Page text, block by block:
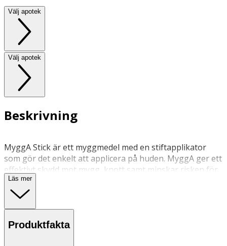
Välj apotek
Välj apotek
Beskrivning
MyggA Stick är ett myggmedel med en stiftapplikator
som gör det enkelt att applicera på huden. MyggA ger ett
effektivt skydd mot mygg, knott samt minskar risken för
fästingbett. MyggA fungerar på insekter både i Sverige
och utomlands. Godkänd som bekämpningsmedelklass 3
sätt. Läs alltid etiketten och produktinformationen före
användning
Läs mer
Produktfakta